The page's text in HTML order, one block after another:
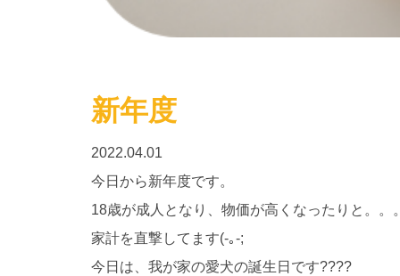
新年度
2022.04.01
今日から新年度です。
18歳が成人となり、物価が高くなったりと。。
家計を直撃してます(-｡-;
今日は、我が家の愛犬の誕生日です????